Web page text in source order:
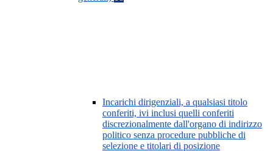
Incarichi dirigenziali, a qualsiasi titolo
conferiti, ivi inclusi quelli conferiti
discrezionalmente dall'organo di indirizzo
politico senza procedure pubbliche di
selezione e titolari di posizione